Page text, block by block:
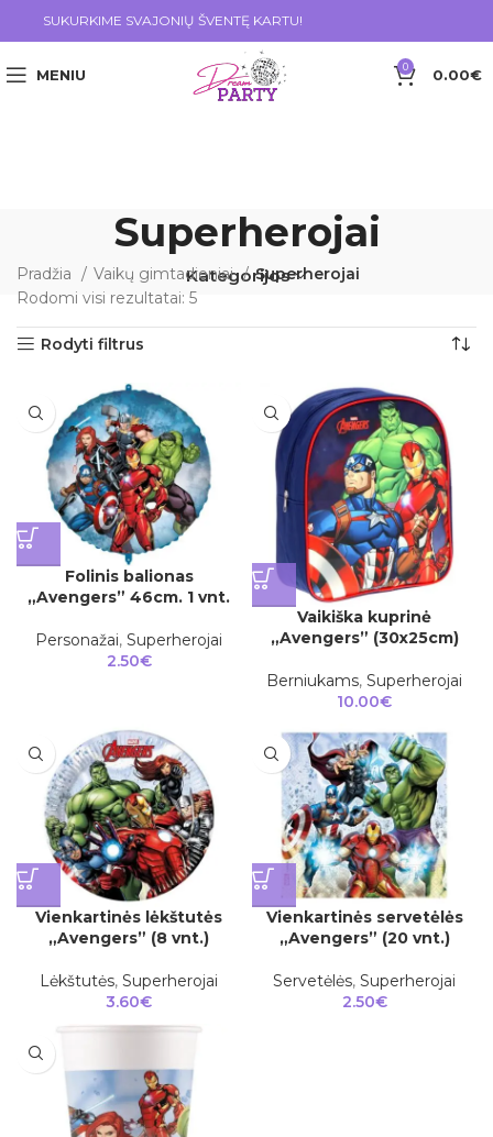
SUKURKIME SVAJONIŲ ŠVENTĘ KARTU!
MENIU 0 0.00€
Superherojai
Kategorijos
Pradžia Vaikų gimtadieniai
Superherojai
Rodomi visi rezultatai: 5
Rodyti filtrus
Folinis balionas
„Avengers” 46cm. 1 vnt.
Personažai, Superherojai
2.50€
Vaikiška kuprinė
„Avengers” (30x25cm)
Berniukams, Superherojai
10.00€
Vienkartinės lėkštutės
„Avengers” (8 vnt.)
Lėkštutės, Superherojai
3.60€
Vienkartinės servetėlės
„Avengers” (20 vnt.)
Servetėlės, Superherojai
2.50€